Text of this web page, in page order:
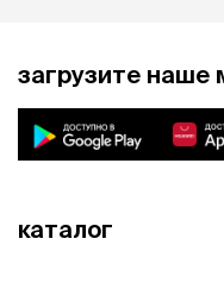
загрузите наше
каталог